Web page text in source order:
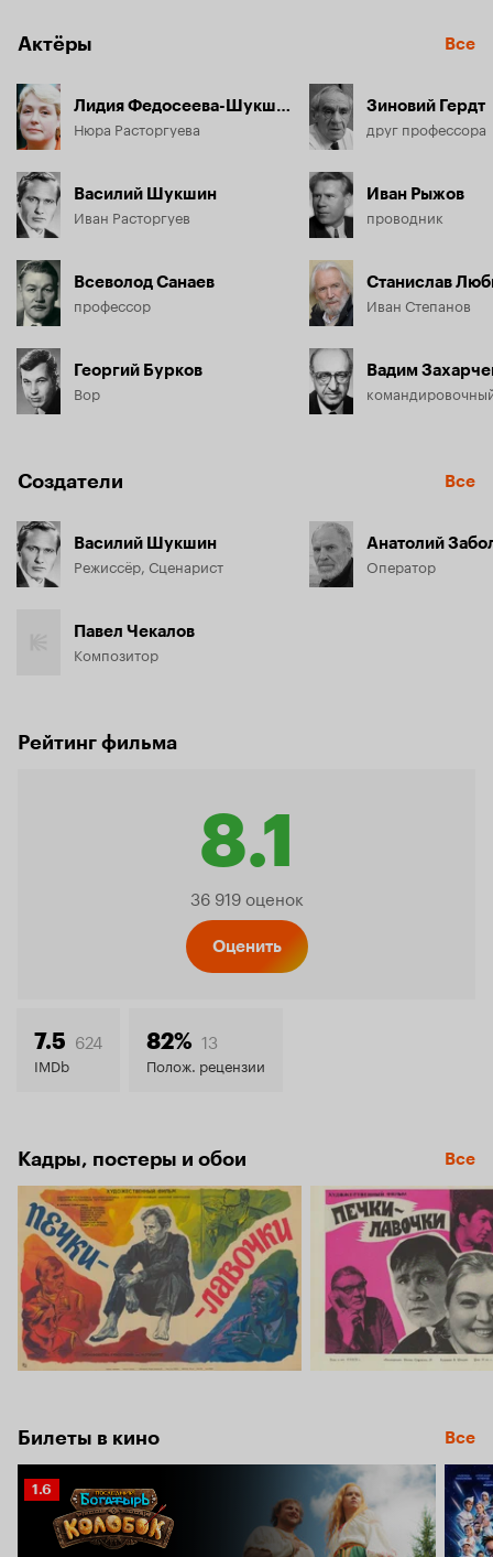
Актёры Все
Лидия Федосеева-Шукшина
Нюра Расторгуева
Василий Шукшин
Иван Расторгуев
Всеволод Санаев
профессор
Георгий Бурков
Вор
Зиновий Гердт
друг профессора
Иван Рыжов
проводник
Станислав
Иван Степанов
Вадим
Создатели Все
Василий Шукшин
Режиссёр, Сценарист
Павел Чекалов
Композитор
Анатолий
Оператор
Рейтинг фильма
8.1
Рейтинг
8.1
36 919 оценок
Оценить
7.5 624
IMDb
82% 13
Полож. рецензии
Кадры, постеры и обои Все
Билеты в кино Все
Рейтинг
Кинопоиска
1.6